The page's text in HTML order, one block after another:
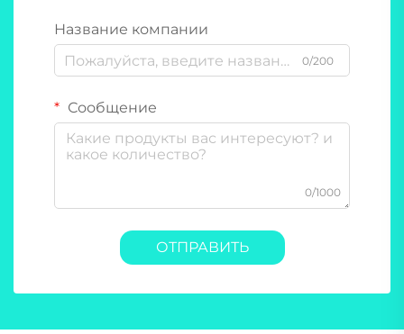
Название компании
0/200
Сообщение
0/1000
ОТПРАВИТЬ